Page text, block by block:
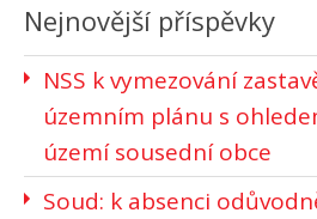
Nejnovější příspěvky
NSS k vymezování
územním plánu s
území sousední obce
Soud: k absenci